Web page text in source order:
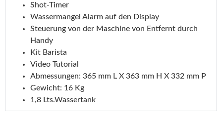
Shot-Timer
Wassermangel Alarm auf den Display
Steuerung von der Maschine von Entfernt durch
Handy
Kit Barista
Video Tutorial
Abmessungen: 365 mm L X 363 mm H X 332 mm P
Gewicht: 16 Kg
1,8 Lts.Wassertank